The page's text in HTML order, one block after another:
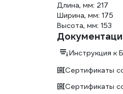
Длина, мм: 217
Ширина, мм: 175
Высота, мм: 153
Инструкция к
Сертификаты
Сертификаты